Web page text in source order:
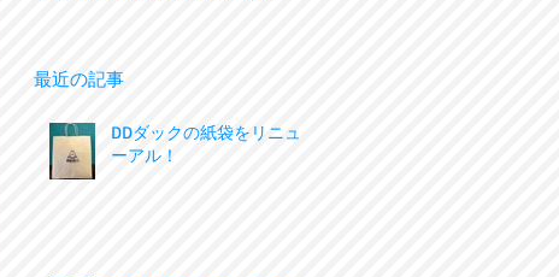
最近の記事
DDダックの紙袋をリニュ
ーアル！